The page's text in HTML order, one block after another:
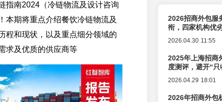
指南2024（冷链物流及设计咨询
本期将重点介绍餐饮冷链物流及
程和现状，以及重点细分领域的
求及优质的供应商等
2026招商外包服
衔，四家机构优
2026.04.30 11:55
2025年上海招商
度测评，避开“
2026.04.29 18:01
2026年招商外包